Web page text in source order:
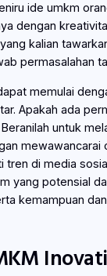
ide umkm
dengan
kalian
permasalahan
memulai
Apakah ada
untuk
mewawancarai
tren di media
yang potensial
kemampuan